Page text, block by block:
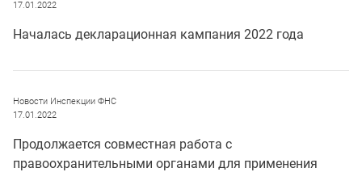
17.01.2022
Началась декларационная кампания 2022 года
Новости Инспекции ФНС
17.01.2022
Продолжается совместная работа с
правоохранительными органами для применения